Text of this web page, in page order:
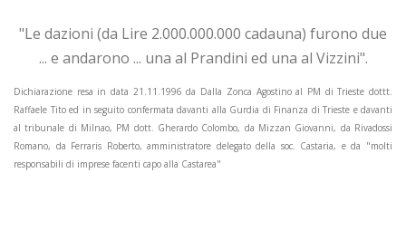
"Le dazioni (da Lire 2.000.000.000 cadauna) furono due
... e andarono ... una al Prandini ed una al Vizzini".
Dichiarazione resa in data 21.11.1996 da Dalla Zonca Agostino al PM di Trieste dottt.
Raffaele Tito ed in seguito confermata davanti alla Gurdia di Finanza di Trieste e davanti
al tribunale di Milnao, PM dott. Gherardo Colombo, da Mizzan Giovanni, da Rivadossi
Romano, da Ferraris Roberto, amministratore delegato della soc. Castaria, e da "molti
responsabili di imprese facenti capo alla Castarea"